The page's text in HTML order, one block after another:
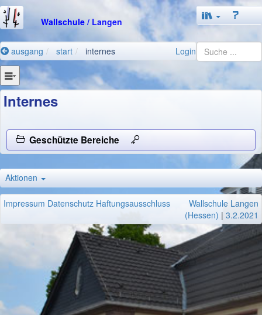
Wallschule / Langen
ausgang start internes Login
Internes
Geschützte Bereiche
Aktionen
Impressum Datenschutz Haftungsausschluss
Wallschule Langen
(Hessen) | 3.2.2021